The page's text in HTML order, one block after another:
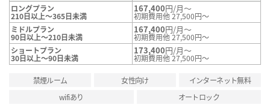
ロングプラン
210日以上～365日未満
167,400円/月～
初期費用他 27,500円～
ミドルプラン
90日以上～210日未満
167,400円/月～
初期費用他 27,500円～
ショートプラン
30日以上～90日未満
173,400円/月～
初期費用他 27,500円～
禁煙ルーム 女性向け
インターネット無料
wifiあり
オートロック